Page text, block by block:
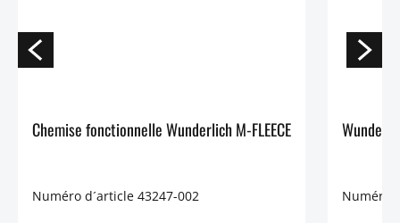
Chemise fonctionnelle Wunderlich M-FLEECE
Numéro d´article 43247-002 Numéro